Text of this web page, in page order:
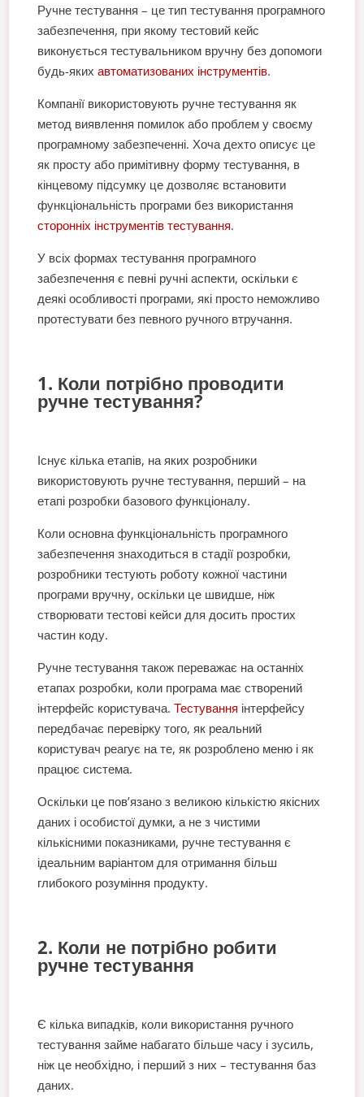
Ручне тестування – це тип тестування програмного
забезпечення, при якому тестовий кейс
виконується тестувальником вручну без допомоги
будь-якихавтоматизованих інструментів.
Компанії використовують ручне тестування як
метод виявлення помилок або проблем у своєму
програмному забезпеченні. Хоча дехто описує це
як просту або примітивну форму тестування, в
кінцевому підсумку це дозволяє встановити
функціональність програми без використання
сторонніх інструментів тестування.
У всіх формах тестування програмного
забезпечення є певні ручні аспекти, оскільки є
деякі особливості програми, які просто неможливо
протестувати без певного ручного втручання.
1. Коли потрібно проводити
ручне тестування?
Існує кілька етапів, на яких розробники
використовують ручне тестування, перший – на
етапі розробки базового функціоналу.
Коли основна функціональність програмного
забезпечення знаходиться в стадії розробки,
розробники тестують роботу кожної частини
програми вручну, оскільки це швидше, ніж
створювати тестові кейси для досить простих
частин коду.
Ручне тестування також переважає на останніх
етапах розробки, коли програма має створений
інтерфейс користувача.Тестування інтерфейсу
передбачає перевірку того, як реальний
користувач реагує на те, як розроблено меню і як
працює система.
Оскільки це пов’язано з великою кількістю якісних
даних і особистої думки, а не з чистими
кількісними показниками, ручне тестування є
ідеальним варіантом для отримання більш
глибокого розуміння продукту.
2. Коли не потрібно робити
ручне тестування
Є кілька випадків, коли використання ручного
тестування займе набагато більше часу і зусиль,
ніж це необхідно, і перший з них – тестування баз
даних.